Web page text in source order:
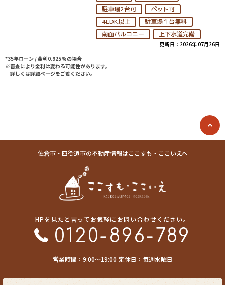
駐車場2台可
ペット可
4LDK以上
駐車場１台無料
南面バルコニー
上下水道完備
更新日：2026年 07月26日
*35年ローン / 金利0.925%の場合
※審査により金利は変わる可能性があります。
詳しくは詳細ページをご覧ください。
佐倉市・四街道市の不動産情報はここすも・ここいえへ
HPを見たと言ってお気軽にお問い合わせください。
0120-896-789
営業時間：9:00〜19:00 定休日：毎週水曜日